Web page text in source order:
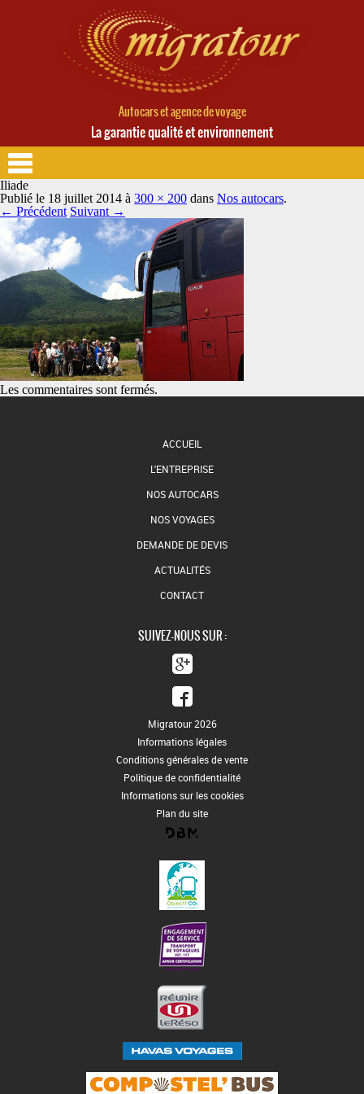
Autocars et agence de voyage
La garantie qualité et environnement
Iliade
Publié le 18 juillet 2014 à 300 × 200 dans Nos autocars.
← Précédent Suivant →
Les commentaires sont fermés.
ACCUEIL
L'ENTREPRISE
NOS AUTOCARS
NOS VOYAGES
DEMANDE DE DEVIS
ACTUALITÉS
CONTACT
SUIVEZ-NOUS SUR :
Migratour 2026
Informations légales
Conditions générales de vente
Politique de confidentialité
Informations sur les cookies
Plan du site